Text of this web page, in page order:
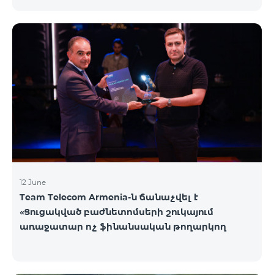
12 June
Team Telecom Armenia-ն ճանաչվել է
«Ցուցակված բաժնետոմսերի շուկայում
առաջատար ոչ ֆինանսական թողարկող